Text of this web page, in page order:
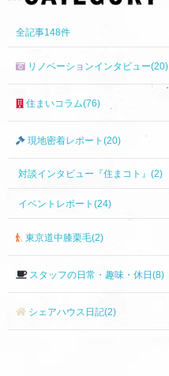
全記事148件
リノベーションインタビュー(20)
住まいコラム(76)
現地密着レポート(20)
対談インタビュー『住まコト』(2)
イベントレポート(24)
東京道中膝栗毛(2)
スタッフの日常・趣味・休日(8)
シェアハウス日記(2)